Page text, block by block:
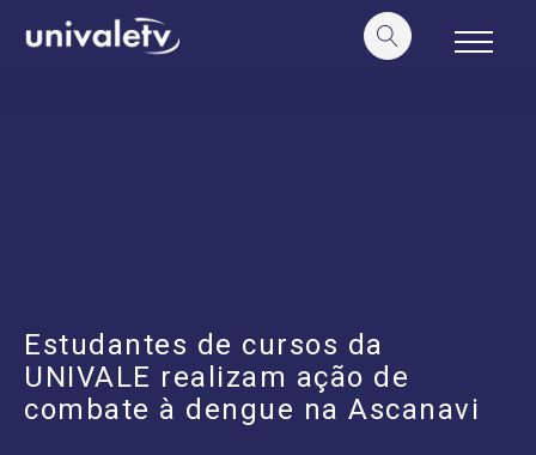
conteúdo
Estudantes de cursos da
UNIVALE realizam ação de
combate à dengue na Ascanavi